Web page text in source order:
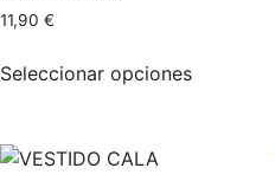
11,90 €
Seleccionar opciones